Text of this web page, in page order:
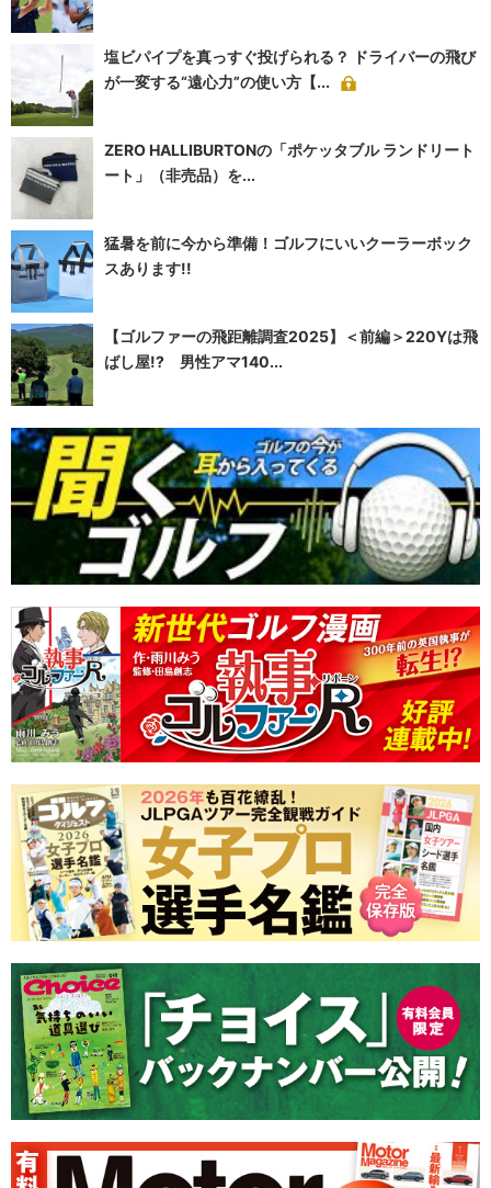
塩ビパイプを真っすぐ投げられる？ ドライバーの飛び
が一変する“遠心力”の使い方【...
ZERO HALLIBURTONの「ポケッタブル ランドリート
ート」（非売品）を...
猛暑を前に今から準備！ゴルフにいいクーラーボック
スあります!!
【ゴルファーの飛距離調査2025】＜前編＞220Yは飛
ばし屋!? 男性アマ140...